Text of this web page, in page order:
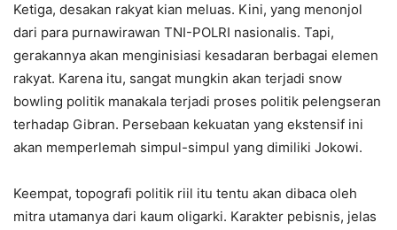
Ketiga, desakan rakyat kian meluas. Kini, yang menonjol
dari para purnawirawan TNI-POLRI nasionalis. Tapi,
gerakannya akan menginisiasi kesadaran berbagai elemen
rakyat. Karena itu, sangat mungkin akan terjadi snow
bowling politik manakala terjadi proses politik pelengseran
terhadap Gibran. Persebaan kekuatan yang ekstensif ini
akan memperlemah simpul-simpul yang dimiliki Jokowi.
Keempat, topografi politik riil itu tentu akan dibaca oleh
mitra utamanya dari kaum oligarki. Karakter pebisnis, jelas